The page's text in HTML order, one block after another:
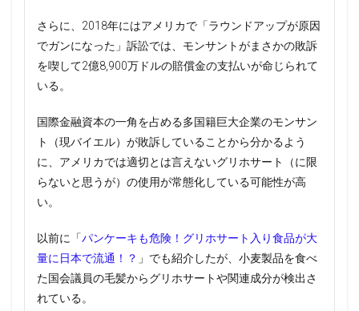
さらに、2018年にはアメリカで「ラウンドアップが原因
でガンになった」訴訟では、モンサントがまさかの敗訴
を喫して2億8,900万ドルの賠償金の支払いが命じられて
いる。
国際金融資本の一角を占める多国籍巨大企業のモンサン
ト（現バイエル）が敗訴していることから分かるよう
に、アメリカでは適切とは言えないグリホサート（に限
らないと思うが）の使用が常態化している可能性が高
い。
以前に「パンケーキも危険！グリホサート入り食品が大
量に日本で流通！？ 」でも紹介したが、小麦製品を食べ
た国会議員の毛髪からグリホサートや関連成分が検出さ
れている。